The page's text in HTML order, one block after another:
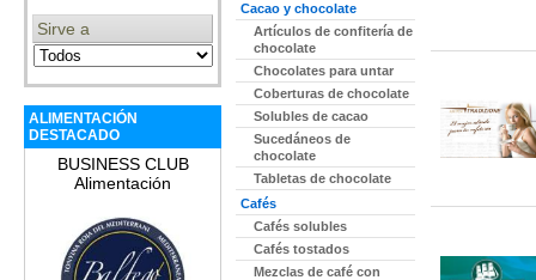
Sirve a
ALIMENTACIÓN
DESTACADO
BUSINESS CLUB
Alimentación
Cacao y chocolate
Artículos de confitería de
chocolate
Chocolates para untar
Coberturas de chocolate
Solubles de cacao
Sucedáneos de
chocolate
Tabletas de chocolate
Cafés
Cafés solubles
Cafés tostados
Mezclas de café con